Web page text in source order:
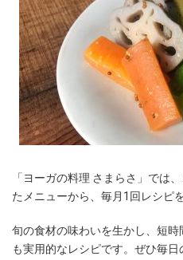
「ヨーガの料理 さまらさ」では
たメニューから、毎月1回レシピ
旬の食材の味わいを生かし、短
も実用的なレシピです。ぜひ毎